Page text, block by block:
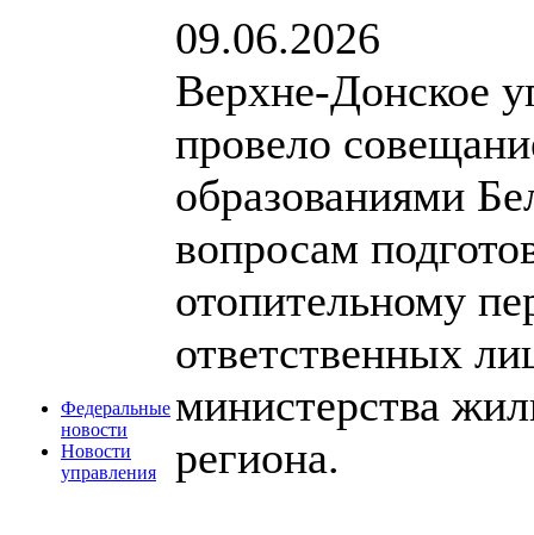
Федеральные
новости
Новости
управления
09.06.2026
Верхне-Донское
провело
образованиями
вопросам
отопительному
ответственных
министерства
региона.